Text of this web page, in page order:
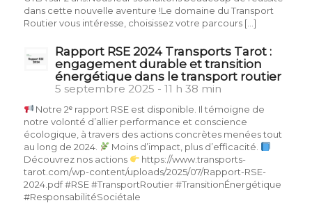
dans cette nouvelle aventure !Le domaine du Transport
Routier vous intéresse, choisissez votre parcours […]
Rapport RSE 2024 Transports Tarot :
engagement durable et transition
énergétique dans le transport routier
5 septembre 2025 - 11 h 38 min
Notre 2ᵉ rapport RSE est disponible. Il témoigne de
notre volonté d’allier performance et conscience
écologique, à travers des actions concrètes menées tout
au long de 2024.
Moins d’impact, plus d’efficacité.
Découvrez nos actions
https://www.transports-
tarot.com/wp-content/uploads/2025/07/Rapport-RSE-
2024.pdf #RSE #TransportRoutier #TransitionÉnergétique
#ResponsabilitéSociétale